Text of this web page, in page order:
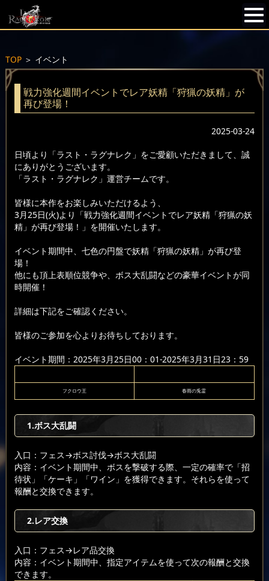
TOP＞ イベント
戦力強化週間イベントでレア妖精「狩猟の妖精」が
再び登場！
2025-03-24
日頃より「ラスト・ラグナレク」をご愛顧いただきまして、誠
にありがとうございます。
「ラスト・ラグナレク」運営チームです。
皆様に本作をお楽しみいただけるよう、
3月25日(火)より「戦力強化週間イベントでレア妖精「狩猟の妖
精」が再び登場！」を開催いたします。
イベント期間中、七色の円盤で妖精「狩猟の妖精」が再び登
場！
他にも頂上表順位競争や、ボス大乱闘などの豪華イベントが同
時開催！
詳細は下記をご確認ください。
皆様のご参加を心よりお待ちしております。
イベント期間：2025年3月25日00：01-2025年3月31日23：59
フクロウ王 春雨の兎霊
1.ボス大乱闘
入口：フェス→ボス討伐→ボス大乱闘
内容：イベント期間中、ボスを撃破する際、一定の確率で「招
待状」「ケーキ」「ワイン」を獲得できます。それらを使って
報酬と交換できます。
2.レア交換
入口：フェス→レア品交換
内容：イベント期間中、指定アイテムを使って次の報酬と交換
できます。